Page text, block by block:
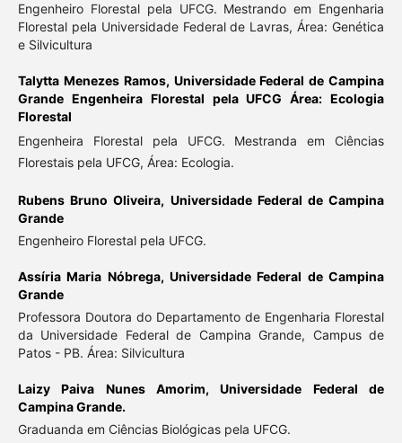
Engenheiro Florestal pela UFCG. Mestrando em Engenharia
Florestal pela Universidade Federal de Lavras, Área: Genética
e Silvicultura
Talytta Menezes Ramos, Universidade Federal de Campina
Grande Engenheira Florestal pela UFCG Área: Ecologia
Florestal
Engenheira Florestal pela UFCG. Mestranda em Ciências
Florestais pela UFCG, Área: Ecologia.
Rubens Bruno Oliveira, Universidade Federal de Campina
Grande
Engenheiro Florestal pela UFCG.
Assíria Maria Nóbrega, Universidade Federal de Campina
Grande
Professora Doutora do Departamento de Engenharia Florestal
da Universidade Federal de Campina Grande, Campus de
Patos - PB. Área: Silvicultura
Laizy Paiva Nunes Amorim,Universidade Federal de
Campina Grande.
Graduanda em Ciências Biológicas pela UFCG.